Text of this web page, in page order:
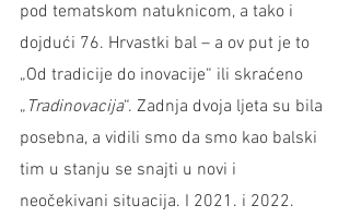
pod tematskom natuknicom, a tako i
dojdući 76. Hrvastki bal – a ov put je to
„Od tradicije do inovacije“ ili skraćeno
„ Tradinovacija“. Zadnja dvoja ljeta su bila
posebna, a vidili smo da smo kao balski
tim u stanju se snajti u novi i
neočekivani situacija. I 2021. i 2022.